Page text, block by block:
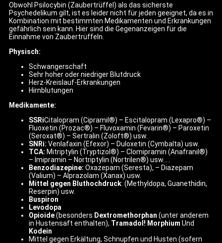
Obwohl Psilocybin (Zaubertrüffel) als das sicherste
Psychedelikum gilt, ist es leider nicht für jeden geeignet, da es in
Kombination mit bestimmten Medikamenten und Erkrankungen
gefährlich sein kann. Hier sind die Gegenanzeigen für die
Einnahme von Zaubertrüffeln.
Physisch:
Schwangerschaft
Sehr hoher oder niedriger Blutdruck
Herz-Kreislauf-Erkrankungen
Hirnblutungen
Medikamente:
SSRiCitalopram (Cipramil®) – Escitalopram (Lexapro®) –
Fluoxetin (Prozac®) – Fluvoxamin (Fevarin®) – Paroxetin
(Seroxat®) – Sertralin (Zoloft®) usw.
SNRi: Venlafaxin (Efexor) – Duloxetin (Cymbalta) usw.
TCA: Mitriptylin (Tryptizol®) – Clomipramin (Anafranil®)
– Imipramin – Nortriptylin (Nortrilen®) usw.….
Benzodiazepine: Oxazepam (Seresta), – Diazepam
(Valium) – Alprazolam (Xanax) usw.
Mittel gegen Bluthochdruck: (Methyldopa, Guanethidin,
Reserpin) usw.
Buspiron
Levodopa
Opioide(besonders Dextromethorphan (unter anderem
in Hustensaft enthalten), Tramadol! Morphium Und
Kodein
Mittel gegen Erkältung, Schnupfen und Husten (sofern